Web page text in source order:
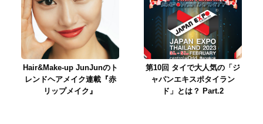
Hair&Make-up JunJunのト
レンドヘアメイク連載『赤
リップメイク』
第10回 タイで大人気の「ジ
ャパンエキスポタイラン
ド」とは？ Part.2